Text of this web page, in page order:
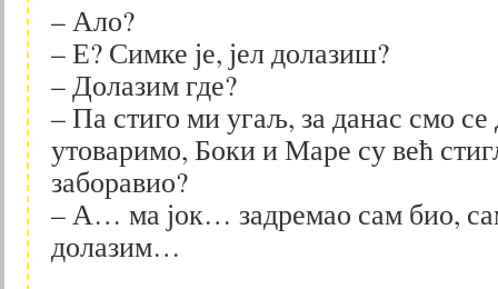
– Ало?
– Е? Симке је, јел долазиш?
– Долазим где?
– Па стиго ми угаљ, за данас смо се
утоваримо, Боки и Маре су већ
заборавио?
– А… ма јок… задремао сам био,
долазим…